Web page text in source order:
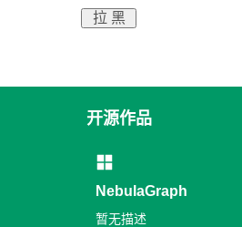
拉 黑
开源作品
NebulaGraph
暂无描述